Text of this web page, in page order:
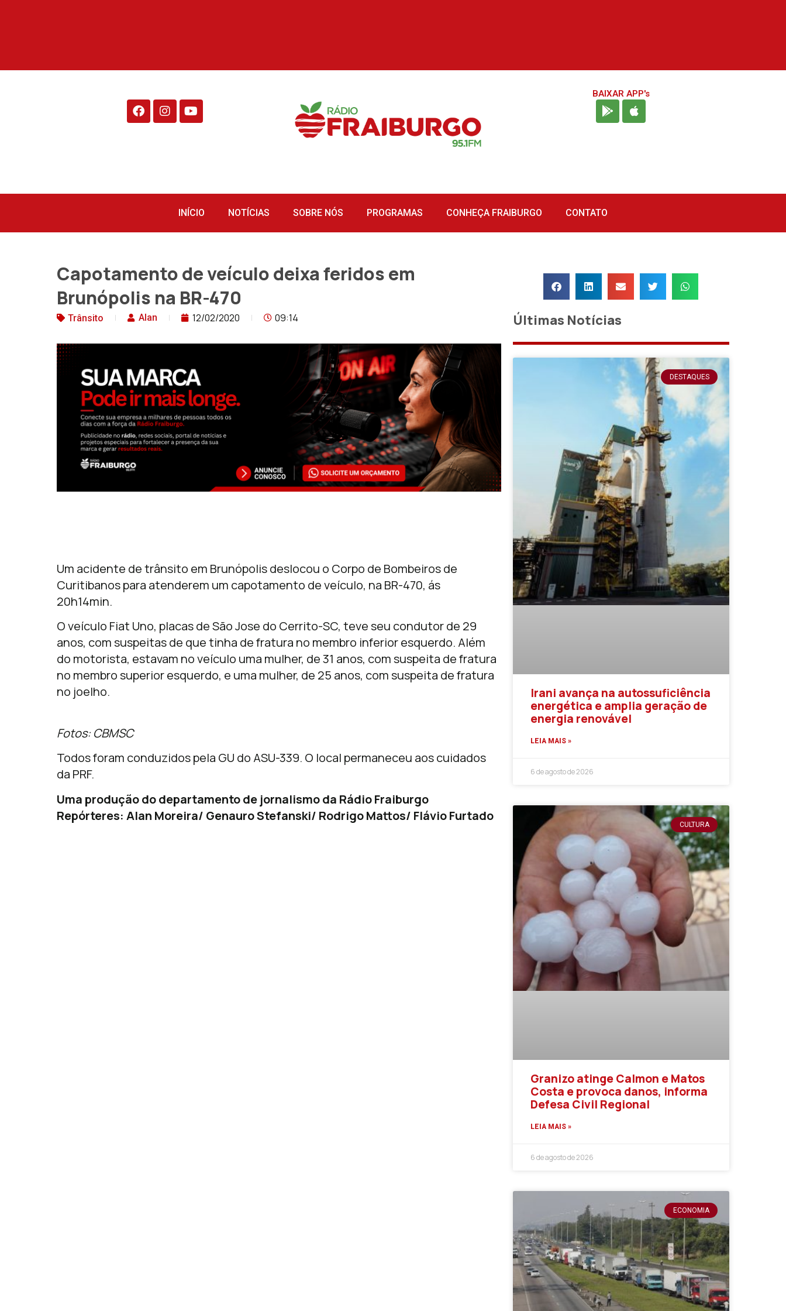
BAIXAR APP's
INÍCIO NOTÍCIAS SOBRE NÓS PROGRAMAS CONHEÇA FRAIBURGO CONTATO
Capotamento de veículo deixa feridos em
Brunópolis na BR-470
Trânsito Alan 12/02/2020 09:14
Um acidente de trânsito em Brunópolis deslocou o Corpo de Bombeiros de
Curitibanos para atenderem um capotamento de veículo, na BR-470, ás
20h14min.
O veículo Fiat Uno, placas de São Jose do Cerrito-SC, teve seu condutor de 29
anos, com suspeitas de que tinha de fratura no membro inferior esquerdo. Além
do motorista, estavam no veículo uma mulher, de 31 anos, com suspeita de fratura
no membro superior esquerdo, e uma mulher, de 25 anos, com suspeita de fratura
no joelho.
Fotos: CBMSC
Todos foram conduzidos pela GU do ASU-339. O local permaneceu aos cuidados
da PRF.
Uma produção do departamento de jornalismo da Rádio Fraiburgo
Repórteres: Alan Moreira/ Genauro Stefanski/ Rodrigo Mattos/ Flávio Furtado
Últimas Notícias
DESTAQUES
Irani avança na autossuficiência
energética e amplia geração de
energia renovável
LEIA MAIS »
6 de agosto de 2026
CULTURA
Granizo atinge Calmon e Matos
Costa e provoca danos, informa
Defesa Civil Regional
LEIA MAIS »
6 de agosto de 2026
ECONOMIA